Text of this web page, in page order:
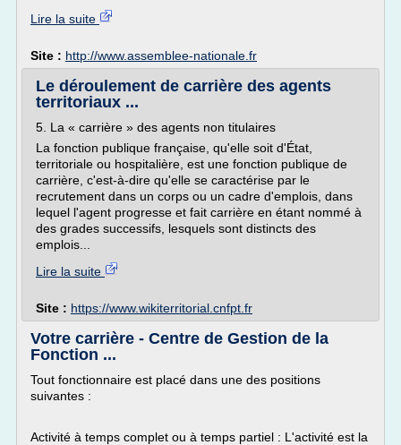
Lire la suite
Site : http://www.assemblee-nationale.fr
Le déroulement de carrière des agents
territoriaux ...
5. La « carrière » des agents non titulaires
La fonction publique française, qu'elle soit d'État,
territoriale ou hospitalière, est une fonction publique de
carrière, c'est-à-dire qu'elle se caractérise par le
recrutement dans un corps ou un cadre d'emplois, dans
lequel l'agent progresse et fait carrière en étant nommé à
des grades successifs, lesquels sont distincts des
emplois...
Lire la suite
Site : https://www.wikiterritorial.cnfpt.fr
Votre carrière - Centre de Gestion de la
Fonction ...
Tout fonctionnaire est placé dans une des positions
suivantes :
Activité à temps complet ou à temps partiel : L'activité est la